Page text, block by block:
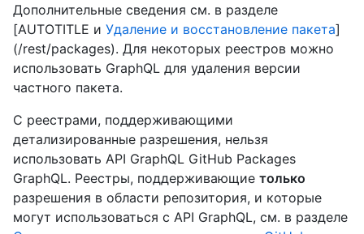
Дополнительные сведения см. в разделе
[AUTOTITLE и Удаление и восстановление пакета]
(/rest/packages). Для некоторых реестров можно
использовать GraphQL для удаления версии
частного пакета.
С реестрами, поддерживающими
детализированные разрешения, нельзя
использовать API GraphQL GitHub Packages
GraphQL. Реестры, поддерживающие только
разрешения в области репозитория, и которые
могут использоваться с API GraphQL, см. в разделе